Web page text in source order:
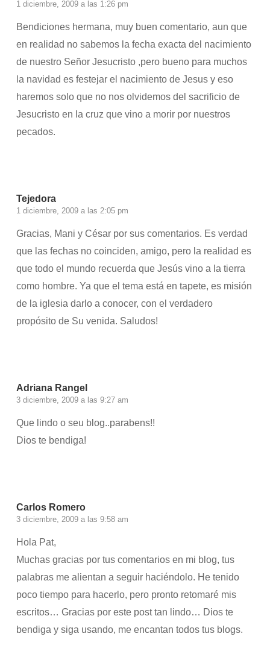
1 diciembre, 2009 a las 1:26 pm
Bendiciones hermana, muy buen comentario, aun que
en realidad no sabemos la fecha exacta del nacimiento
de nuestro Señor Jesucristo ,pero bueno para muchos
la navidad es festejar el nacimiento de Jesus y eso
haremos solo que no nos olvidemos del sacrificio de
Jesucristo en la cruz que vino a morir por nuestros
pecados.
Tejedora
1 diciembre, 2009 a las 2:05 pm
Gracias, Mani y César por sus comentarios. Es verdad
que las fechas no coinciden, amigo, pero la realidad es
que todo el mundo recuerda que Jesús vino a la tierra
como hombre. Ya que el tema está en tapete, es misión
de la iglesia darlo a conocer, con el verdadero
propósito de Su venida. Saludos!
Adriana Rangel
3 diciembre, 2009 a las 9:27 am
Que lindo o seu blog..parabens!!
Dios te bendiga!
Carlos Romero
3 diciembre, 2009 a las 9:58 am
Hola Pat,
Muchas gracias por tus comentarios en mi blog, tus
palabras me alientan a seguir haciéndolo. He tenido
poco tiempo para hacerlo, pero pronto retomaré mis
escritos… Gracias por este post tan lindo… Dios te
bendiga y siga usando, me encantan todos tus blogs.